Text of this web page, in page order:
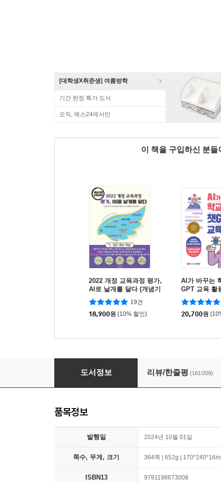
[대학생X취준생] 여름방학
기간 한정 특가 도서
오직, 예스24에서만
이 책을 구입하신 분
2022 개정 교육과정 평가,
AI로 날개를 달다 (개념기
반 교육과정)
19건
18,900원 (10% 할인)
AI가 바꾸는
GPT 교육 활
20,700원
20가지 템플릿으로 배우는 노션 Notion
도서정보 리뷰/한줄평 (161/209)
품목정보
발행일 2024년 10월 01일
쪽수, 무게, 크기 364쪽 | 652g |
ISBN13 9791198673008